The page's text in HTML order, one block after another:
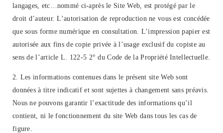
langages, etc…nommé ci-après le Site Web, est protégé par le
droit d’auteur. L’autorisation de reproduction ne vous est concédée
que sous forme numérique en consultation. L’impression papier est
autorisée aux fins de copie privée à l’usage exclusif du copiste au
sens de l’article L. 122-5 2° du Code de la Propriété Intellectuelle.
2. Les informations contenues dans le présent site Web sont
données à titre indicatif et sont sujettes à changement sans préavis.
Nous ne pouvons garantir l’exactitude des informations qu’il
contient, ni le fonctionnement du site Web dans tous les cas de
figure.